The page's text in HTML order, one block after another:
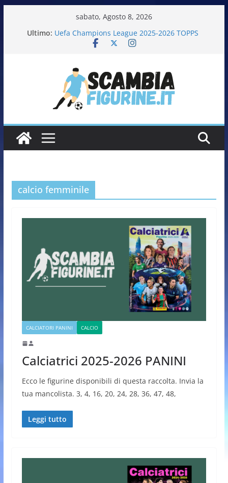
sabato, Agosto 8, 2026
Ultimo: Uefa Champions League 2025-2026 TOPPS
Fifa World Cup 2026 PANINI
Calciatori Serie B BKT 2025-2026 PANINI
calcio femminile
CALCIATORI PANINI CALCIO
Calciatrici 2025-2026 PANINI
Ecco le figurine disponibili di questa raccolta. Invia la
tua mancolista. 3, 4, 16, 20, 24, 28, 36, 47, 48,
Leggi tutto